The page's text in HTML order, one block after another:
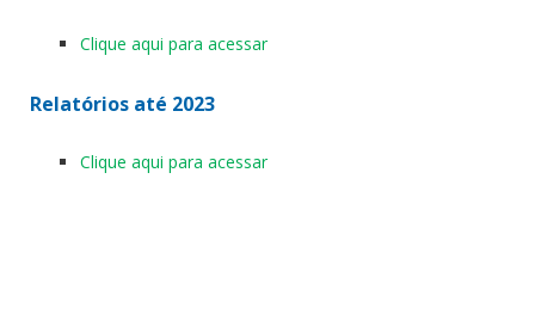
Clique aqui para acessar
Relatórios até 2023
Clique aqui para acessar